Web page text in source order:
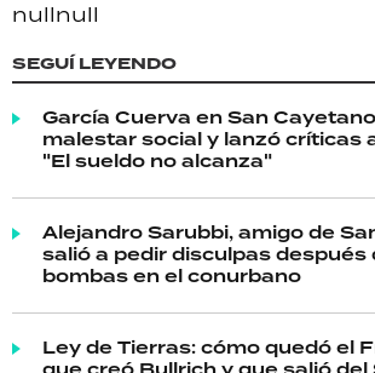
nullnull
SEGUÍ LEYENDO
García Cuerva en San
malestar social y lanzó críticas
"El sueldo no alcanza"
Alejandro Sarubbi, amigo de
salió a pedir disculpas después
bombas en el conurbano
Ley de Tierras: cómo quedó el